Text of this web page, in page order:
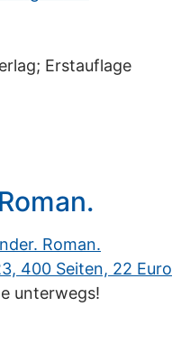
Erstauflage
unterwegs!